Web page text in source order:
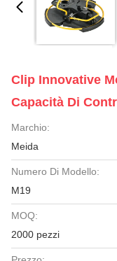
Clip Innovative
Capacità Di
Marchio:
Meida
Numero Di Modello:
M19
MOQ:
2000 pezzi